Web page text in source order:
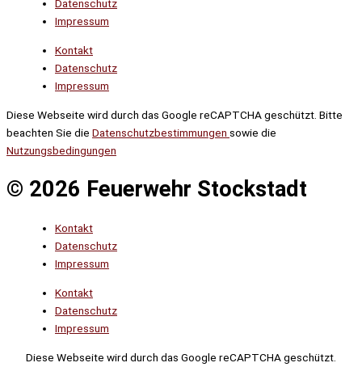
Datenschutz
Impressum
Kontakt
Datenschutz
Impressum
Diese Webseite wird durch das Google reCAPTCHA geschützt. Bitte
beachten Sie die Datenschutzbestimmungen sowie die
Nutzungsbedingungen
© 2026 Feuerwehr Stockstadt
Kontakt
Datenschutz
Impressum
Kontakt
Datenschutz
Impressum
Diese Webseite wird durch das Google reCAPTCHA geschützt.